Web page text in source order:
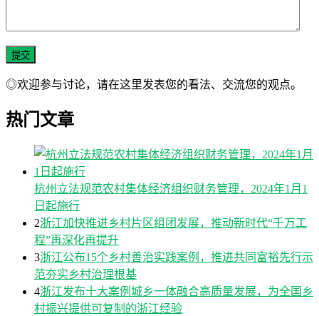
◎欢迎参与讨论，请在这里发表您的看法、交流您的观点。
热门文章
杭州立法规范农村集体经济组织财务管理，2024年1月1
日起施行
2浙江加快推进乡村片区组团发展，推动新时代“千万工
程”再深化再提升
3浙江公布15个乡村善治实践案例，推进共同富裕先行示
范夯实乡村治理根基
4浙江发布十大案例城乡一体融合高质量发展，为全国乡
村振兴提供可复制的浙江经验